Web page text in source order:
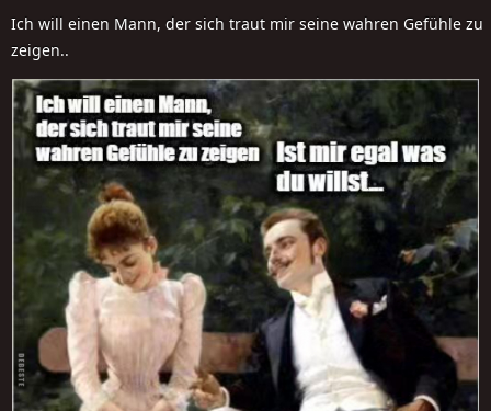
Ich will einen Mann, der sich traut mir seine wahren Gefühle zu
zeigen..